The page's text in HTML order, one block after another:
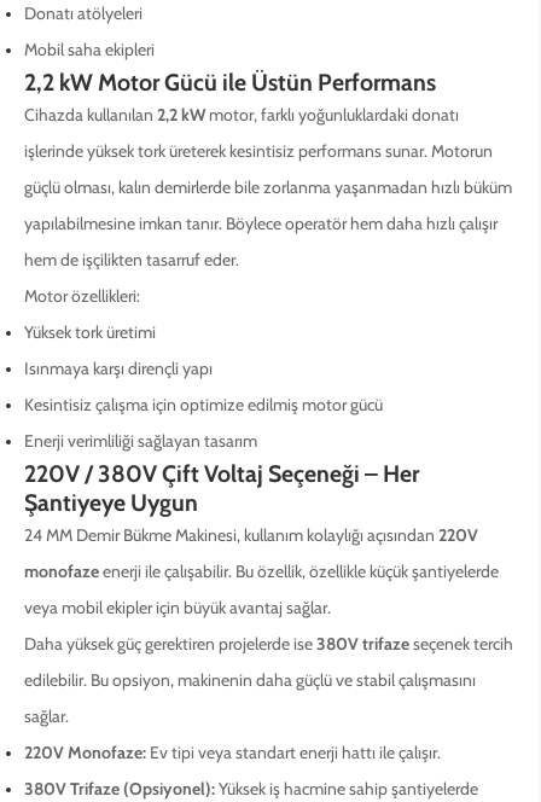
Donatı atölyeleri
Mobil saha ekipleri
2,2 kW Motor Gücü ile Üstün Performans
Cihazda kullanılan 2,2 kWmotor, farklı yoğunluklardaki donatı
işlerinde yüksek tork üreterek kesintisiz performans sunar. Motorun
güçlü olması, kalın demirlerde bile zorlanma yaşanmadan hızlı büküm
yapılabilmesine imkan tanır. Böylece operatör hem daha hızlı çalışır
hem de işçilikten tasarruf eder.
Motor özellikleri:
Yüksek tork üretimi
Isınmaya karşı dirençli yapı
Kesintisiz çalışma için optimize edilmiş motor gücü
Enerji verimliliği sağlayan tasarım
220V / 380V Çift Voltaj Seçeneği – Her
Şantiyeye Uygun
24 MM Demir Bükme Makinesi, kullanım kolaylığı açısından 220V
monofazeenerji ile çalışabilir. Bu özellik, özellikle küçük şantiyelerde
veya mobil ekipler için büyük avantaj sağlar.
Daha yüksek güç gerektiren projelerde ise380V trifazeseçenek tercih
edilebilir. Bu opsiyon, makinenin daha güçlü ve stabil çalışmasını
sağlar.
220V Monofaze: Ev tipi veya standart enerji hattı ile çalışır.
380V Trifaze (Opsiyonel):Yüksek iş hacmine sahip şantiyelerde